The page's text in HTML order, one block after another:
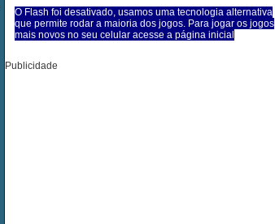
O Flash foi desativado, usamos uma tecnologia alternativa
que permite rodar a maioria dos jogos. Para jogar os jogos
mais novos no seu celular acesse a página inicial
Publicidade